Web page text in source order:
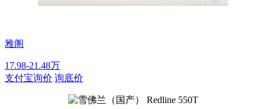
雅阁
17.98-21.48万
支付宝询价 询底价